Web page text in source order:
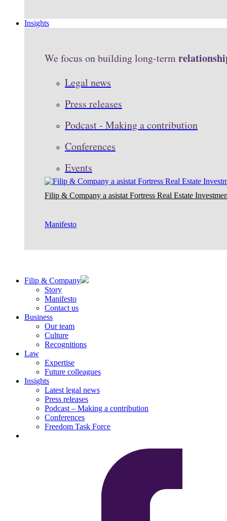
Insights
We focus on building long-term
Legal news
Press releases
Podcast - Making a contribution
Conferences
Events
Filip & Company a asistat Fortress Real Estate
Manifesto
Filip & Company
Story
Manifesto
Contact us
Business
Our team
Culture
Recognitions
Law
Expertise
Future colleagues
Insights
Latest legal news
Press releases
Podcast – Making a contribution
Conferences
Freedom Task Force